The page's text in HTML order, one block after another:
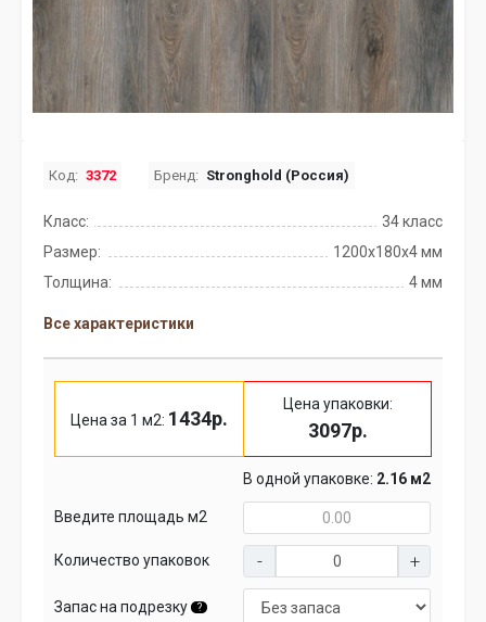
Код: 3372 Бренд: Stronghold (Россия)
Класс:
34 класс
Размер:
1200х180х4 мм
Толщина:
4 мм
Все характеристики
Цена за 1 м2: 1434р.
Цена упаковки:
3097р.
В одной упаковке: 2.16 м2
Введите площадь м2
Количество упаковок
Запас на подрезку ?